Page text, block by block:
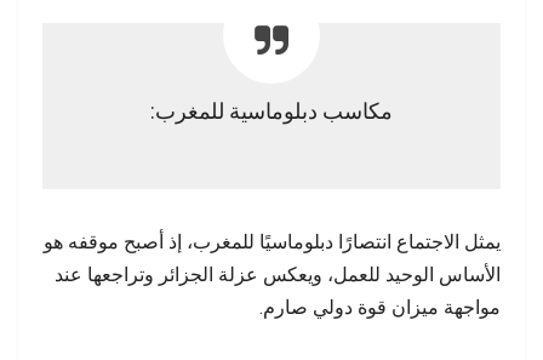
مكاسب دبلوماسية للمغرب:
يمثل الاجتماع انتصارًا دبلوماسيًا للمغرب، إذ أصبح موقفه هو
الأساس الوحيد للعمل، ويعكس عزلة الجزائر وتراجعها عند
مواجهة ميزان قوة دولي صارم.